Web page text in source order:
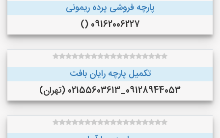
پارچه فروشی پرده ریمونی
09162006227 ()
تکمیل پارچه رایان بافت
09128944053_02155603613 (تهران)